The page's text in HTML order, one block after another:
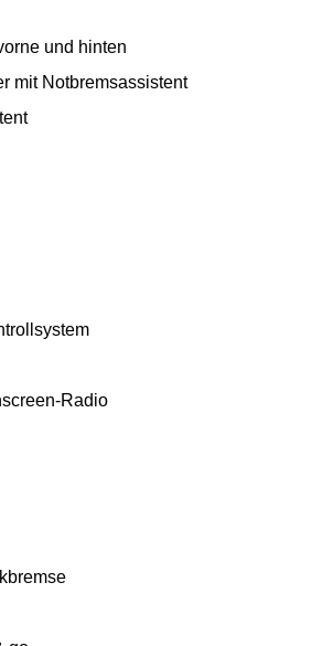
und hinten
mit Notbremsassistent
Radio